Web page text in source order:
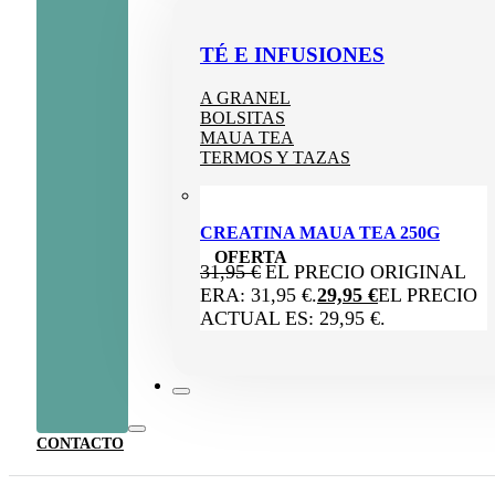
TÉ E INFUSIONES
A GRANEL
BOLSITAS
MAUA TEA
TERMOS Y TAZAS
OFERTA
CREATINA MAUA TEA 250G
31,95€ EL PRECIO ORIGINAL
ERA: 31,95 €.29,95 €EL PRECIO
ACTUAL ES: 29,95 €.
CONTACTO